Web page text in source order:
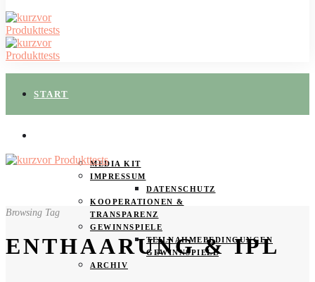
START
MEDIA KIT
IMPRESSUM
DATENSCHUTZ
KOOPERATIONEN &
TRANSPARENZ
GEWINNSPIELE
TEILNAHMEBEDINGUNGEN
GEWINNSPIELE
ARCHIV
Browsing Tag
ENTHAARUNG & IPL